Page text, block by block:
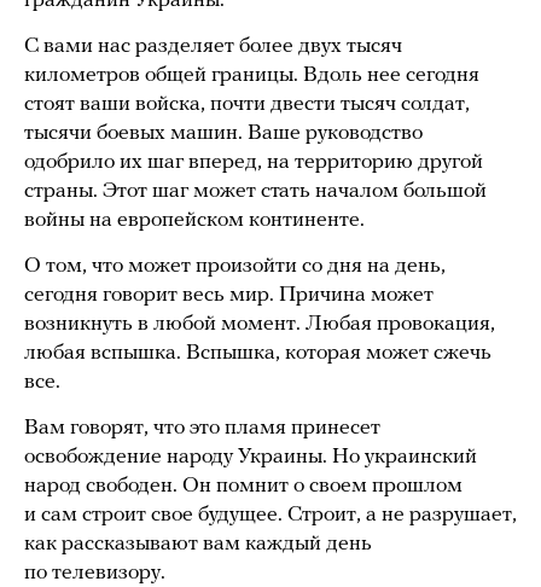
С вами нас разделяет более двух тысяч
километров общей границы. Вдоль нее сегодня
стоят ваши войска, почти двести тысяч солдат,
тысячи боевых машин. Ваше руководство
одобрило их шаг вперед, на территорию другой
страны. Этот шаг может стать началом большой
войны на европейском континенте.
О том, что может произойти со дня на день,
сегодня говорит весь мир. Причина может
возникнуть в любой момент. Любая провокация,
любая вспышка. Вспышка, которая может сжечь
все.
Вам говорят, что это пламя принесет
освобождение народу Украины. Но украинский
народ свободен. Он помнит о своем прошлом
и сам строит свое будущее. Строит, а не разрушает,
как рассказывают вам каждый день
по телевизору.